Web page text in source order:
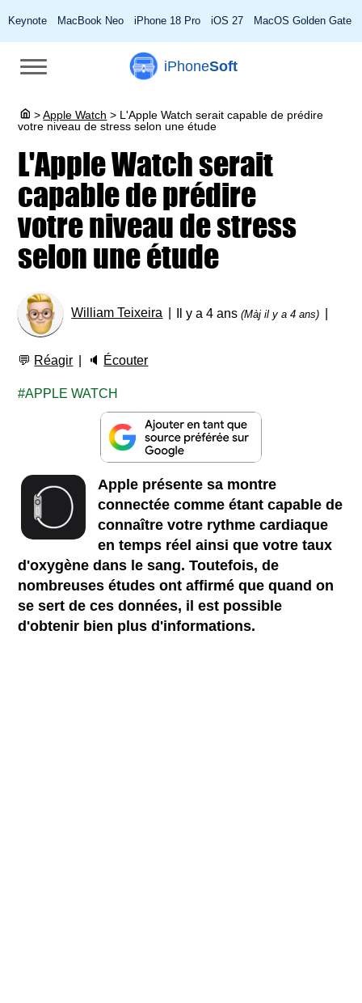
Keynote MacBook Neo iPhone 18 Pro iOS 27 MacOS Golden Gate
iPhoneSoft
> Apple Watch > L'Apple Watch serait capable de prédire
votre niveau de stress selon une étude
L'Apple Watch serait
capable de prédire
votre niveau de stress
selon une étude
William Teixeira Il y a 4 ans(Màj il y a 4 ans)
💬 Réagir 🔈 Écouter
APPLE WATCH
Apple présente sa montre
connectée comme étant capable de
connaître votre rythme cardiaque
en temps réel ainsi que votre taux
d'oxygène dans le sang. Toutefois, de
nombreuses études ont affirmé que quand on
se sert de ces données, il est possible
d'obtenir bien plus d'informations.